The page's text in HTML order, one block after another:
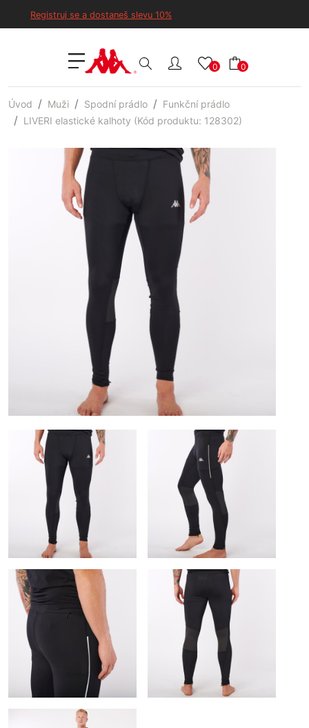
Registruj se a dostaneš slevu 10%
0 0
Úvod Muži Spodní prádlo
Funkční prádlo
LIVERI elastické kalhoty (Kód produktu: 128302)